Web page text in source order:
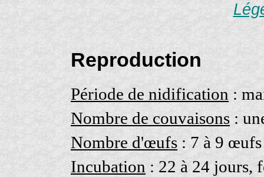
Reproduction
Période de nidification :
Nombre de couvaisons :
Nombre d'œufs : 7 à 9
Incubation : 22 à 24 jours,